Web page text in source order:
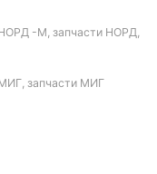
-М, запчасти НОРД,
запчасти МИГ